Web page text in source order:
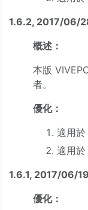
1.6.2, 2017/06/
概述：
本版
者。
優化：
適用
適用
1.6.1, 2017/06/19
優化：